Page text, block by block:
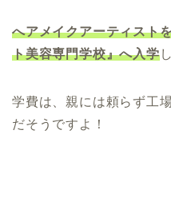
へアメイクアーティスト
ト美容専門学校』へ入学
学費は、親には頼らず工
だそうですよ！